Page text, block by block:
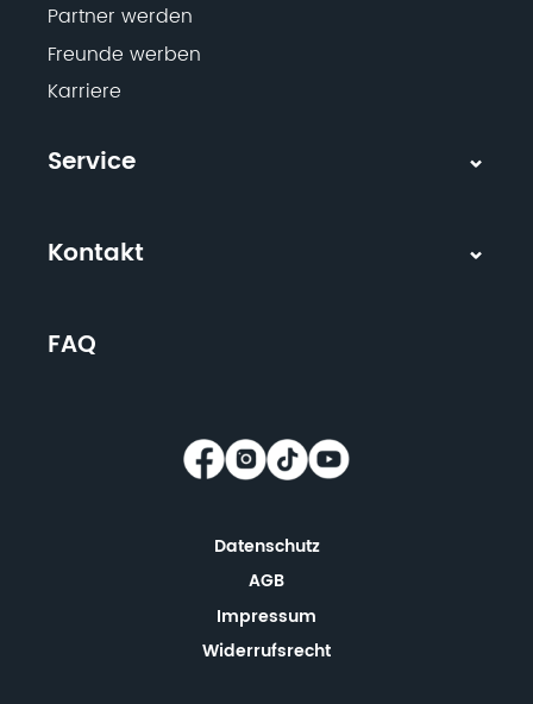
Partner werden
Freunde werben
Karriere
Service
Kontakt
FAQ
Datenschutz
AGB
Impressum
Widerrufsrecht